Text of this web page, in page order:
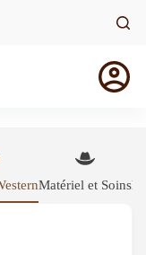
Matériel et Soins